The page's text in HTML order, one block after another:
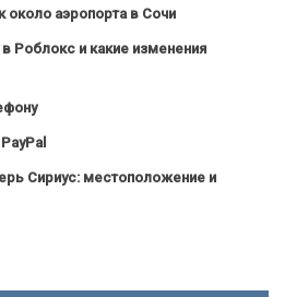
около аэропорта в Сочи
Роблокс и какие изменения
Сириус: местоположение и